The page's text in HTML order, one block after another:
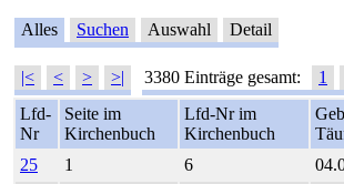
Alles Suchen Auswahl Detail
|< < > >| 3380 Einträge gesamt: 1
Lfd-
Nr
Seite im
Kirchenbuch
Lfd-Nr im
Kirchenbuch
25
1 6